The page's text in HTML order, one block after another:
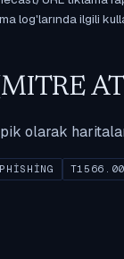
log'larında ilgili
olarak